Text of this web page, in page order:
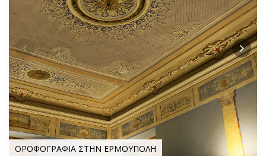
IT
ES
RU
CN
ΟΡΟΦΟΓΡΑΦΙΑ ΣΤΗΝ ΕΡΜΟΥΠΟΛΗ